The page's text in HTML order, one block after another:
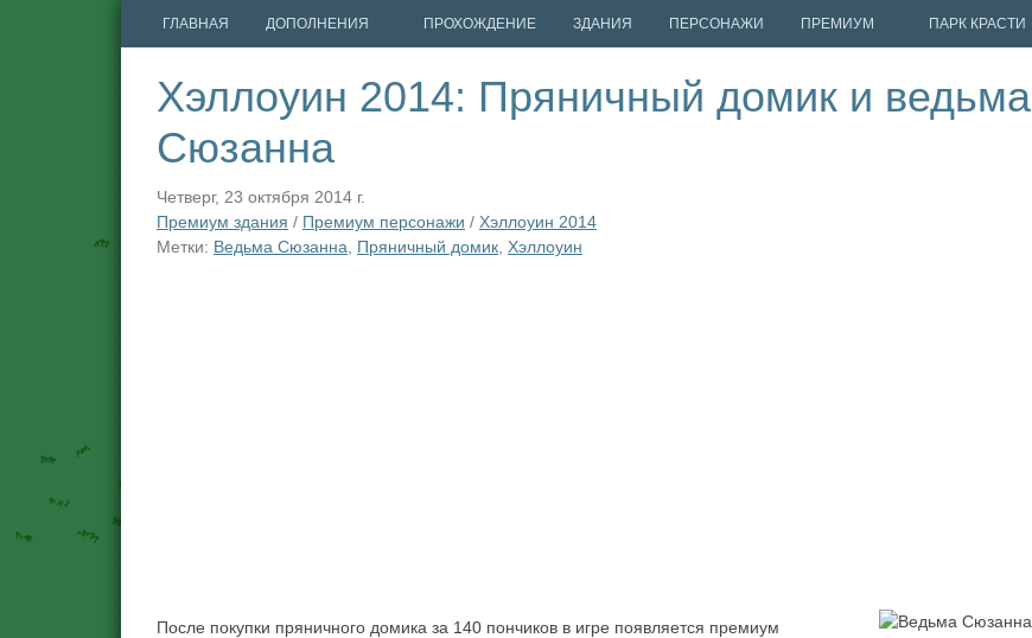
ГЛАВНАЯ ДОПОЛНЕНИЯ ПРОХОЖДЕНИЕ ЗДАНИЯ ПЕРСОНАЖИ ПРЕМИУМ ПАРК КРАСТИ
Хэллоуин 2014: Пряничный домик и ведьма
Сюзанна
Четверг, 23 октября 2014 г.
Премиум здания / Премиум персонажи / Хэллоуин 2014
Метки: Ведьма Сюзанна Пряничный домик Хэллоуин
После покупки пряничного домика за 140 пончиков в игре появляется премиум